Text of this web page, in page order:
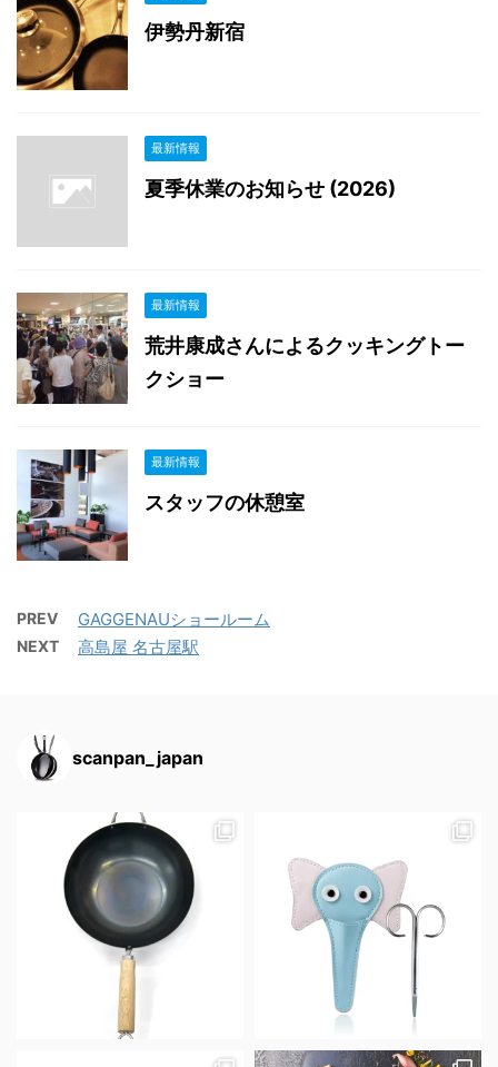
伊勢丹新宿
最新情報
夏季休業のお知らせ (2026)
最新情報
荒井康成さんによるクッキングトー
クショー
最新情報
スタッフの休憩室
PREV GAGGENAUショールーム
NEXT 高島屋 名古屋駅
scanpan_japan